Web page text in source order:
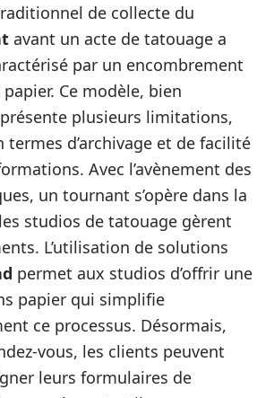
de collecte du
avant un acte de tatouage a
par un encombrement
Ce modèle, bien
plusieurs limitations,
d’archivage et de facilité
Avec l’avènement des
un tournant s’opère dans la
studios de tatouage gèrent
L’utilisation de solutions
permet aux studios d’offrir une
papier qui simplifie
ce processus. Désormais,
vous, les clients peuvent
leurs formulaires de